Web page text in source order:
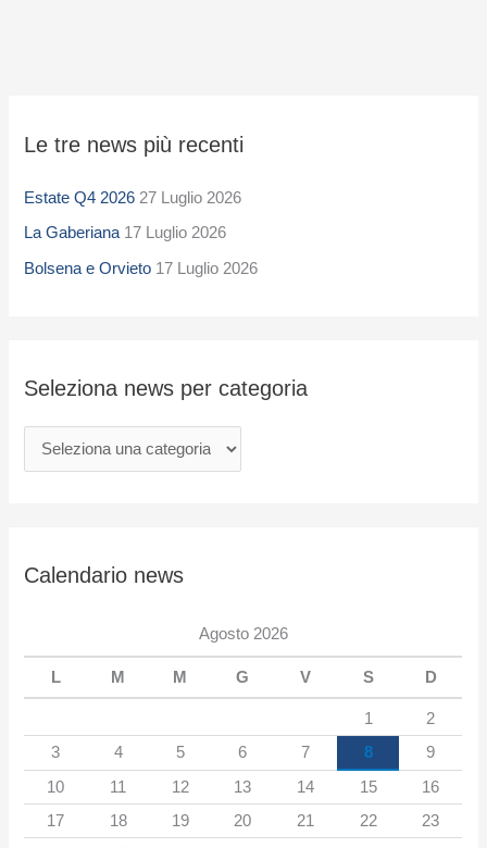
Le tre news più recenti
Estate Q4 2026 27 Luglio 2026
La Gaberiana 17 Luglio 2026
Bolsena e Orvieto 17 Luglio 2026
Seleziona news per categoria
e
e
z
i
n
e
r
g
o
r
i
Calendario news
Agosto 2026
L M M G V S D
1
2
3
4 5 6 7 8
9
10
11 12 13 14 15
16
17
18 19 20 21 22
23